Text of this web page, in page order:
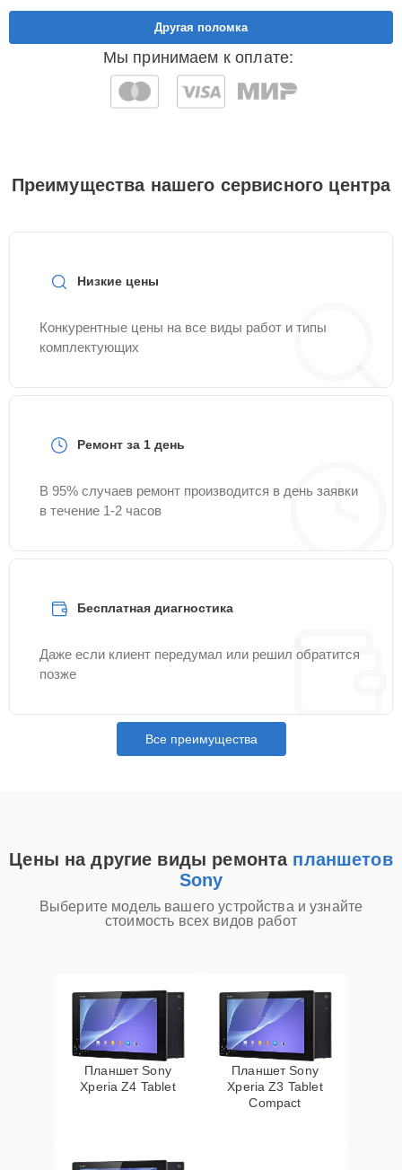
Мы принимаем к оплате:
Другая поломка
Преимущества нашего сервисного центра
Низкие цены
Конкурентные цены на все виды работ и типы
комплектующих
Ремонт за 1 день
В 95% случаев ремонт производится в день заявки
в течение 1-2 часов
Бесплатная диагностика
Даже если клиент передумал или решил обратится
позже
Все преимущества
Цены на другие виды ремонта планшетов
Sony
Выберите модель вашего устройства и узнайте
стоимость всех видов работ
Планшет Sony
Xperia Z4 Tablet
Планшет Sony
Xperia Z3 Tablet
Compact